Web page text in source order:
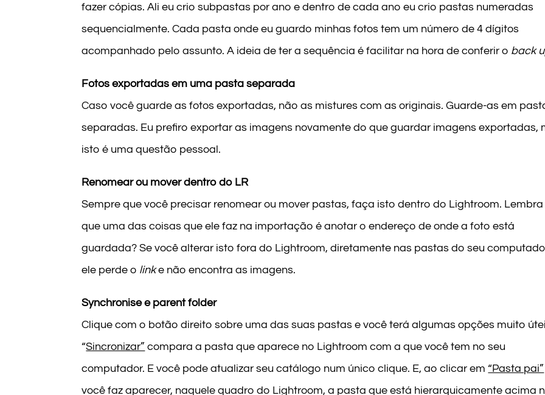
fazer cópias. Ali eu crio subpastas por ano e dentro de cada ano eu crio pastas numeradas
sequencialmente. Cada pasta onde eu guardo minhas fotos tem um número de 4 dígitos
acompanhado pelo assunto. A ideia de ter a sequência é facilitar na hora de conferir o back
Fotos exportadas em uma pasta separada
Caso você guarde as fotos exportadas, não as mistures com as originais. Guarde-as em
separadas. Eu prefiro exportar as imagens novamente do que guardar imagens exportadas,
isto é uma questão pessoal.
Renomear ou mover dentro do LR
Sempre que você precisar renomear ou mover pastas, faça isto dentro do Lightroom. Lembra
que uma das coisas que ele faz na importação é anotar o endereço de onde a foto está
guardada? Se você alterar isto fora do Lightroom, diretamente nas pastas do seu
ele perde o linke não encontra as imagens.
Synchronise e parent folder
Clique com o botão direito sobre uma das suas pastas e você terá algumas opções muito
“Sincronizar” compara a pasta que aparece no Lightroom com a que você tem no seu
computador. E você pode atualizar seu catálogo num único clique. E, ao clicar em“Pasta pai”
você faz aparecer, naquele quadro do Lightroom, a pasta que está hierarquicamente acima